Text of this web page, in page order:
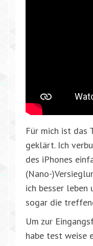
Für mich ist das
geklärt. Ich
des iPhones
(Nano-
ich besser leben
sogar die
Um zur
habe test weise